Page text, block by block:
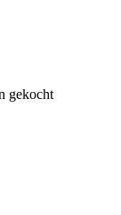
gekocht